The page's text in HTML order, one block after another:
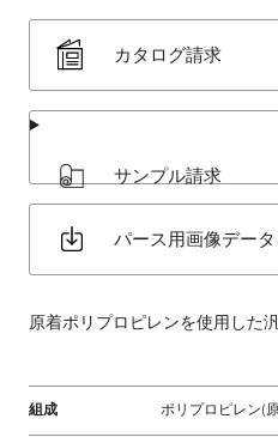
扱
う
ブ
リ
ッ
ク
ー
ー
カタログ請求
サンプル請求
パース用画像デー
原着ポリプロピレンを使用した
組成 ポリプロピレン(